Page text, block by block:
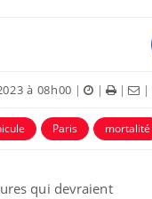
à 08h00 | | | |
Paris mortalité
qui devraientosait en